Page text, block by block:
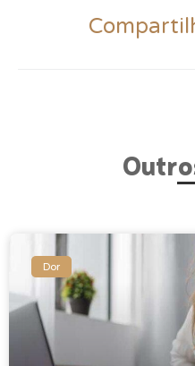
Dor